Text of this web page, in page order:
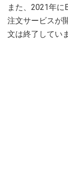
また、2021年に
注文サービスが
文は終了してい